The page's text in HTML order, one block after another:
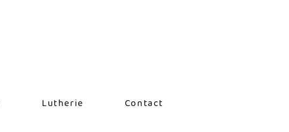
Lutherie Contact